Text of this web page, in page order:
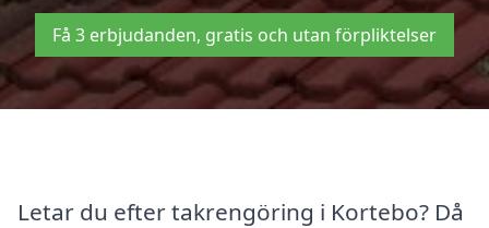
Få 3 erbjudanden, gratis och utan förpliktelser
Letar du efter takrengöring i Kortebo? Då